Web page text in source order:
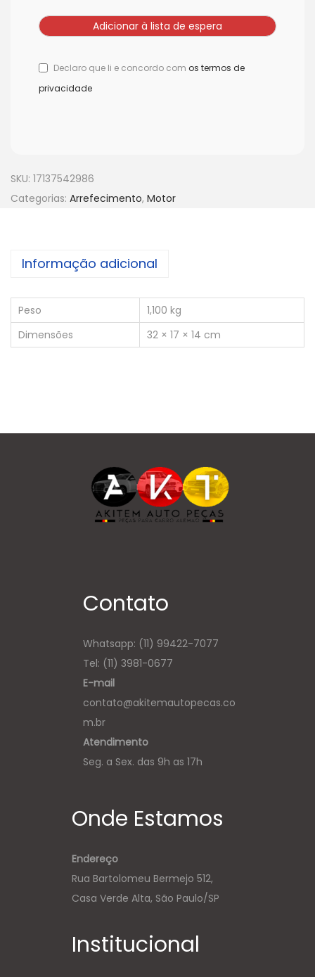
Declaro que li e concordo com os termos de
privacidade
SKU: 17137542986
Categorias: Arrefecimento, Motor
Informação adicional
Peso
1,100 kg
Dimensões
32 × 17 × 14 cm
Contato
Whatsapp: (11) 99422-7077
Tel: (11) 3981-0677
E-mail
contato@akitemautopecas.co
m.br
Atendimento
Seg. a Sex. das 9h as 17h
Onde Estamos
Endereço
Rua Bartolomeu Bermejo 512,
Casa Verde Alta, São Paulo/SP
Institucional